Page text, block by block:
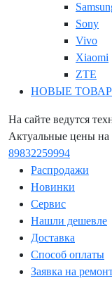
Sony
Vivo
Xiaomi
ZTE
НОВЫЕ
На сайте ведутся
Актуальные цены на
89832259994
Распродажи
Новинки
Сервис
Нашли дешевле
Доставка
Способ оплаты
Заявка на